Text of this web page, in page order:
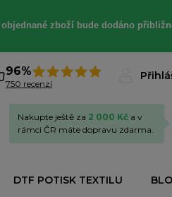
objednané zboží bude dodáno
96%
750 recenzí
Nakupte ještě za 2 000 Kč a v
rámci ČR máte dopravu zdarma.
DTF POTISK TEXTILU